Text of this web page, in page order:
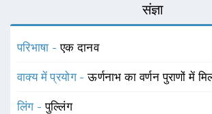
संज्ञा
परिभाषा -एक दानव
वाक्य में प्रयोग -ऊर्णनाभ का वर्णन पुराणों में
लिंग -पुल्लिंग